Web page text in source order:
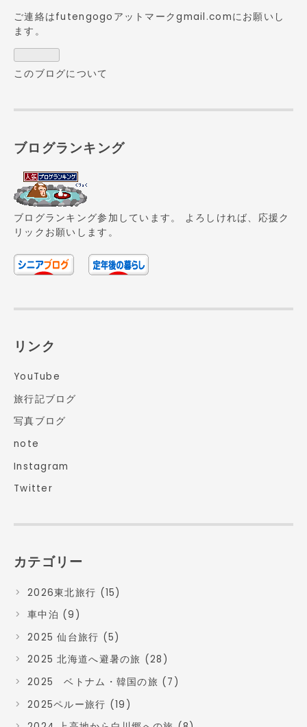
ご連絡はfutengogoアットマークgmail.comにお願いし
ます。
このブログについて
ブログランキング
ブログランキング参加しています。 よろしければ、応援ク
リックお願いします。
リンク
YouTube
旅行記ブログ
写真ブログ
note
Instagram
Twitter
カテゴリー
2026東北旅行 (15)
車中泊 (9)
2025 仙台旅行 (5)
2025 北海道へ避暑の旅 (28)
2025 ベトナム・韓国の旅 (7)
2025ペルー旅行 (19)